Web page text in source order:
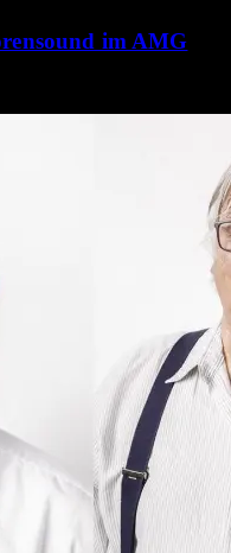
im AMG